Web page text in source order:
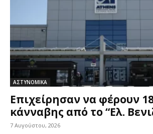
ΑΣΤΥΝΟΜΙΚΑ
Επιχείρησαν να φέρουν
κάνναβης από το “Ελ.
7 Αυγούστου, 2026